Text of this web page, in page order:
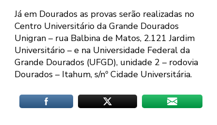
Já em Dourados as provas serão realizadas no
Centro Universitário da Grande Dourados
Unigran – rua Balbina de Matos, 2.121 Jardim
Universitário – e na Universidade Federal da
Grande Dourados (UFGD), unidade 2 – rodovia
Dourados – Itahum, s/nº Cidade Universitária.